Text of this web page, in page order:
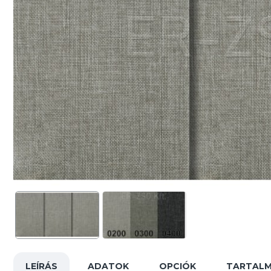
LEÍRÁS ADATOK OPCIÓK